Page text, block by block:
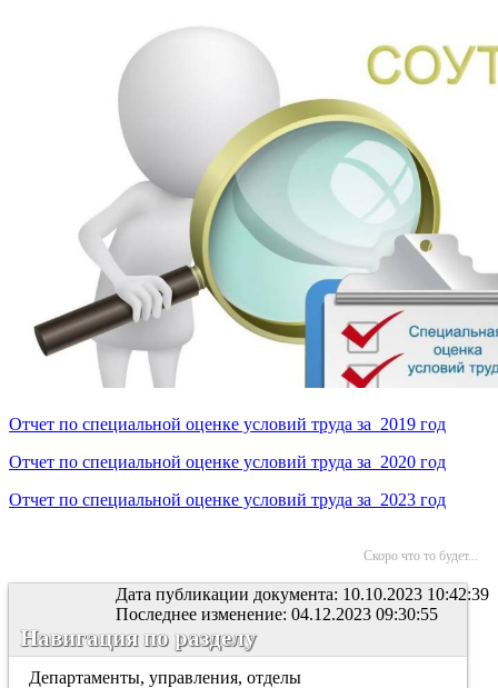
Отчет по специальной оценке условий труда за 2019 год
Отчет по специальной оценке условий труда за 2020 год
Отчет по специальной оценке условий труда за 2023 год
Скоро что то будет...
Дата публикации документа: 10.10.2023 10:42:39
Последнее изменение: 04.12.2023 09:30:55
Навигация по разделу
Департаменты, управления, отделы